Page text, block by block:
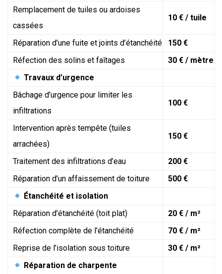
Remplacement de tuiles ou ardoises
cassées
10 € / tuile
Réparation d’une fuite et joints d’étanchéité
150 €
Réfection des solins et faîtages
30 € / mètre
Travaux d’urgence
Bâchage d’urgence pour limiter les
infiltrations
100 €
Intervention après tempête (tuiles
arrachées)
150 €
Traitement des infiltrations d’eau
200 €
Réparation d’un affaissement de toiture
500 €
Étanchéité et isolation
Réparation d’étanchéité (toit plat)
20 € / m²
Réfection complète de l’étanchéité
70 € / m²
Reprise de l’isolation sous toiture
30 € / m²
Réparation de charpente